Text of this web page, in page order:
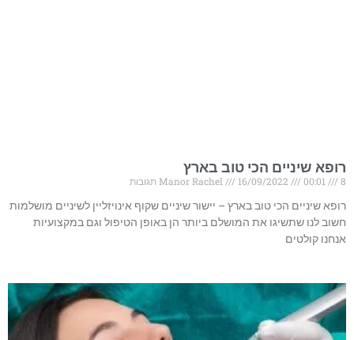
רופא שיניים הכי טוב בארץ
Manor Rachel 16/09/2022 00:01
8 תגובות
רופא שיניים הכי טוב בארץ – יישור שיניים שקוף אינויזליין לשיניים מושלמות
חשוב לנו שתשיגו את המושלם ביותר הן באופן הטיפול וגם במקצועיות
אנחנו קולטים